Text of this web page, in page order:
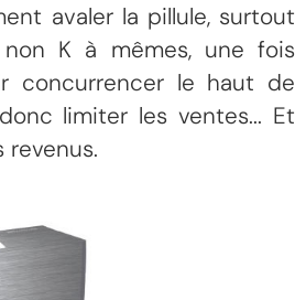
avaler la pillule, surtout
K à mêmes, une fois
concurrencer le haut de
limiter les ventes... Et
revenus.